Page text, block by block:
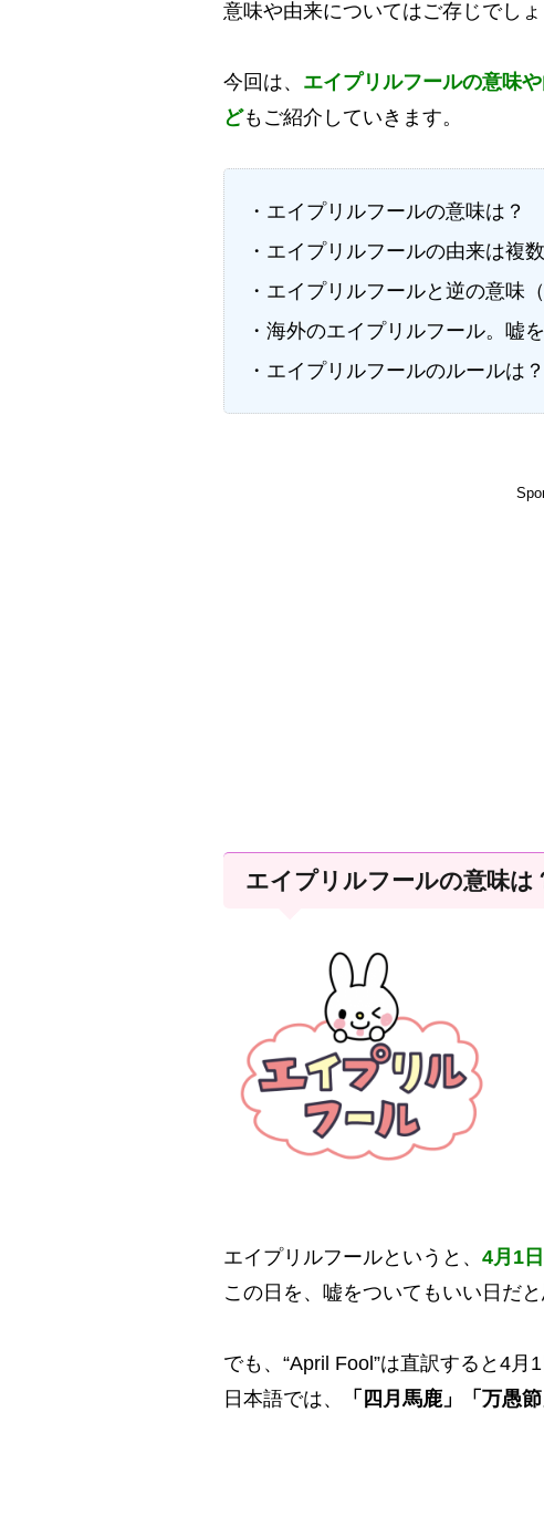
意味や由来についてはご存じでしょ
今回は、 エイプリルフールの意味
どもご紹介していきます。
・エイプリルフールの意味は？
・エイプリルフールの由来は複
・エイプリルフールと逆の意味
・海外のエイプリルフール。嘘
・エイプリルフールのルールは
エイプリルフールの意味は
エイプリルフールというと、 4月1日
この日を、嘘をついてもいい日だ
でも、“April Fool”は直訳すると4月
日本語では、
「四月馬鹿」「万愚節